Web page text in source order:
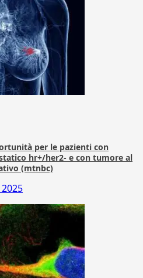
per le pazienti con
hr+/her2- e con tumore al
(mtnbc)